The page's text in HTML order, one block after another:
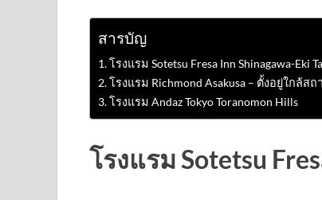
สารบัญ
โรงแรม Sotetsu Fresa Inn Shinagawa-Eki
โรงแรม Richmond Asakusa – ตั้งอยู่ใกล้ส
โรงแรม Andaz Tokyo Toranomon Hills
โรงแรม Sotetsu